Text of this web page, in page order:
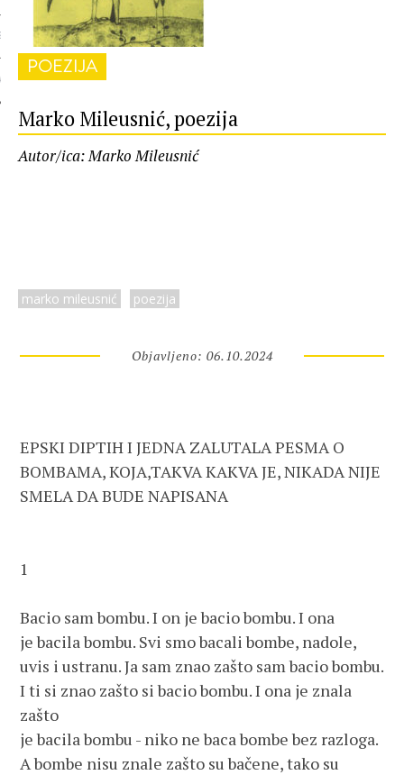
POEZIJA
Marko Mileusnić, poezija
Autor/ica: Marko Mileusnić
marko mileusnić poezija
Objavljeno: 06.10.2024
EPSKI DIPTIH I JEDNA ZALUTALA PESMA O
BOMBAMA, KOJA,TAKVA KAKVA JE, NIKADA NIJE
SMELA DA BUDE NAPISANA
1
Bacio sam bombu. I on je bacio bombu. I ona
je bacila bombu. Svi smo bacali bombe, nadole,
I ti si znao zašto si bacio bombu. I ona je znala
zašto
je bacila bombu - niko ne baca bombe bez razloga.
A bombe nisu znale zašto su bačene, tako su